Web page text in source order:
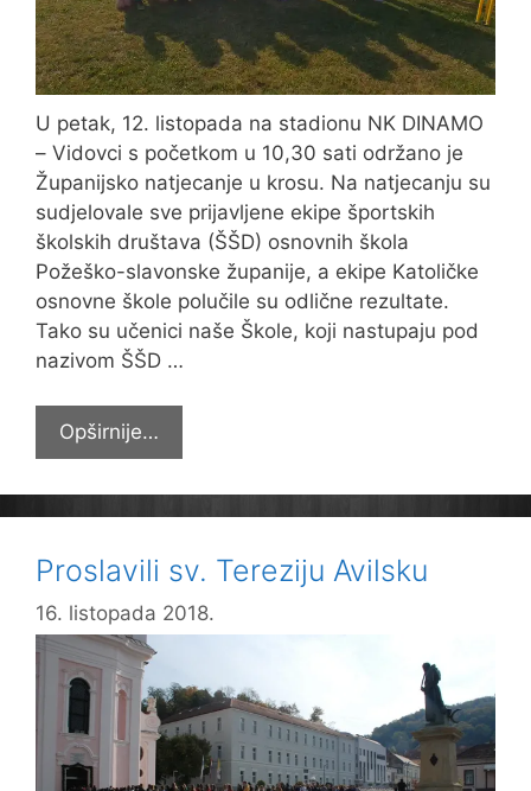
U petak, 12. listopada na stadionu NK DINAMO
– Vidovci s početkom u 10,30 sati održano je
Županijsko natjecanje u krosu. Na natjecanju su
sudjelovale sve prijavljene ekipe športskih
školskih društava (ŠŠD) osnovnih škola
Požeško-slavonske županije, a ekipe Katoličke
osnovne škole polučile su odlične rezultate.
Tako su učenici naše Škole, koji nastupaju pod
nazivom ŠŠD …
Opširnije…
natjecanje
u
kros
Proslavili sv. Tereziju Avilsku
16. listopada 2018.